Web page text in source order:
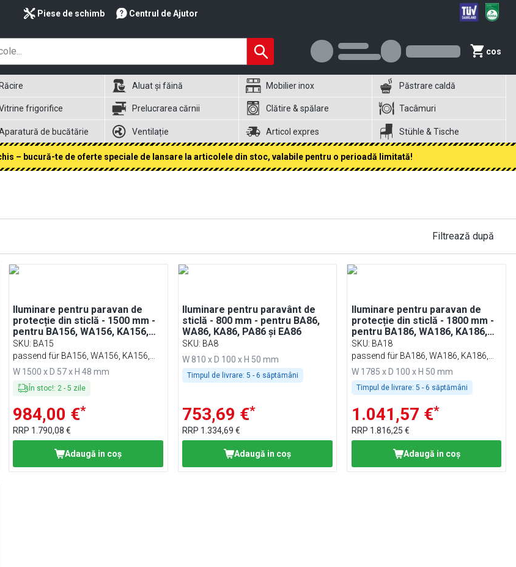
Piese de schimb Centrul de Ajutor
cos
Răcire Aluat și făină Mobilier inox Păstrare caldă
frigorifice Prelucrarea cărnii Clătire & spălare Tacâmuri
de bucătărie Ventilație Articol expres Stühle & Tische
– bucură-te de oferte speciale de lansare la articolele din stoc, valabile pentru o perioadă limitată!
Filtrează după
Iluminare pentru paravan de
protecție din sticlă - 1500 mm -
pentru BA156, WA156, KA156,
PA156 și EA156
SKU: BA15
passend für BA156, WA156, KA156,
PA156 & EA156
W 1500 x D 57 x H 48 mm
În stoc!: 2 -5 zile
984,00 €*
RRP 1.790,08 €
Adaugă in coş
Iluminare pentru paravânt de
sticlă - 800 mm - pentru BA86,
WA86, KA86, PA86 și EA86
SKU: BA8
W 810 x D 100 x H 50 mm
Timpul de livrare: 5 - 6 săptămâni
753,69 €*
RRP 1.334,69 €
Adaugă in coş
Iluminare pentru paravan de
protecție din sticlă - 1800 mm -
pentru BA186, WA186, KA186,
PA186 și EA186
SKU: BA18
passend für BA186, WA186, KA186,
PA186 & EA186
W 1785 x D 100 x H 50 mm
Timpul de livrare: 5 - 6 săptămâni
1.041,57 €*
RRP 1.816,25 €
Adaugă in coş